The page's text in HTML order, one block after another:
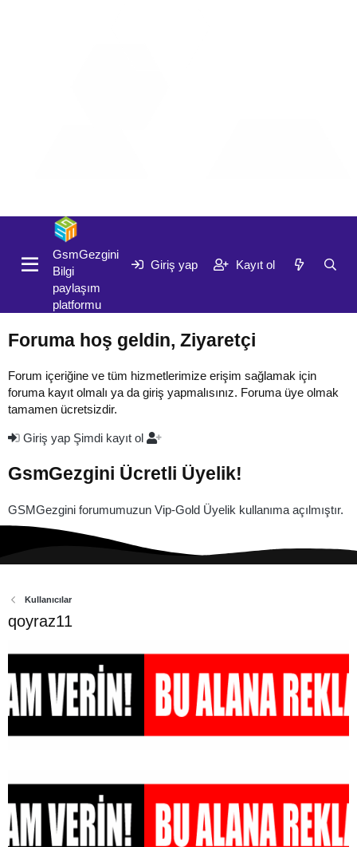
GsmGezgini
Bilgi
paylaşım
platformu
Giriş yap Kayıt ol
Foruma hoş geldin, Ziyaretçi
Forum içeriğine ve tüm hizmetlerimize erişim sağlamak için
foruma kayıt olmalı ya da giriş yapmalısınız. Foruma üye olmak
tamamen ücretsizdir.
Giriş yap Şimdi kayıt ol
GsmGezgini Ücretli Üyelik!
GSMGezgini forumumuzun Vip-Gold Üyelik kullanıma açılmıştır.
Kullanıcılar
qoyraz11